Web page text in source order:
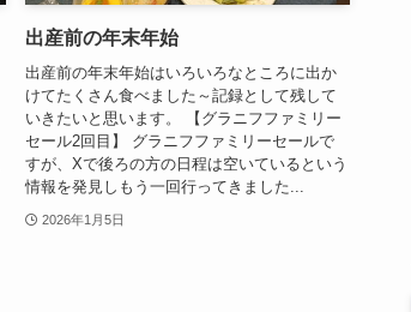
出産前の年末年始
出産前の年末年始はいろいろなところに出か
けてたくさん食べました～記録として残して
いきたいと思います。 【グラニフファミリー
セール2回目】 グラニフファミリーセールで
すが、Xで後ろの方の日程は空いているという
情報を発見しもう一回行ってきました...
2026年1月5日